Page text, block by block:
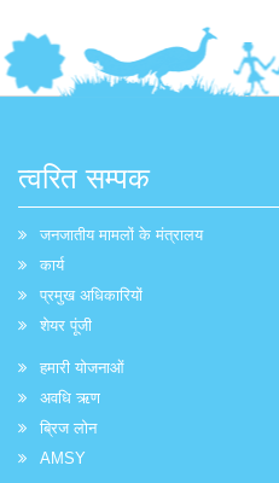
त्वरित सम्पक
जनजातीय मामलों के मंत्रालय
कार्य
प्रमुख अधिकारियों
शेयर पूंजी
हमारी योजनाओं
अवधि ऋण
ब्रिज लोन
AMSY